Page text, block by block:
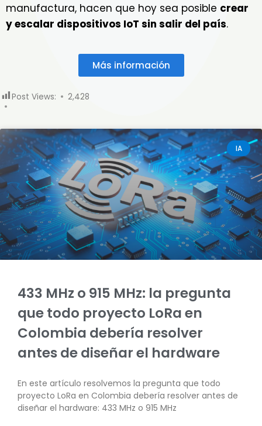
manufactura, hacen que hoy sea posible crear
y escalar dispositivos IoT sin salir del país.
Más información
Post Views: 2,428
IA
433 MHz o 915 MHz: la pregunta
que todo proyecto LoRa en
Colombia debería resolver
antes de diseñar el hardware
En este artículo resolvemos la pregunta que todo
proyecto LoRa en Colombia debería resolver antes de
diseñar el hardware: 433 MHz o 915 MHz